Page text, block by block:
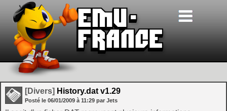
[Divers] History.dat v1.29
Posté le 06/01/2009 à 11:29 par Jets